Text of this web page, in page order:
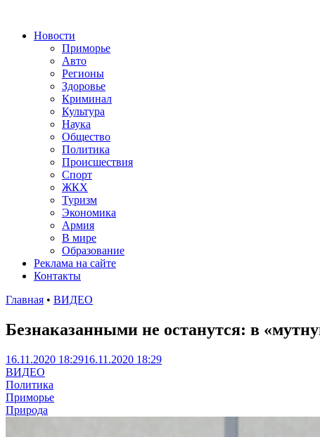
Новости
Приморье
Авто
Регионы
Здоровье
Криминал
Культура
Наука
Общество
Политика
Происшествия
Спорт
ЖКХ
Туризм
Экономика
Армия
В мире
Образование
Реклама на сайте
Контакты
Главная • ВИДЕО
Безнаказанными не останутся: в
16.11.2020 18:2916.11.2020 18:29
ВИДЕО
Политика
Приморье
Природа